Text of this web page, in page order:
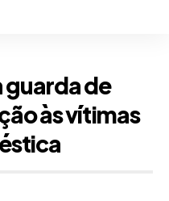
guarda de
às vítimas